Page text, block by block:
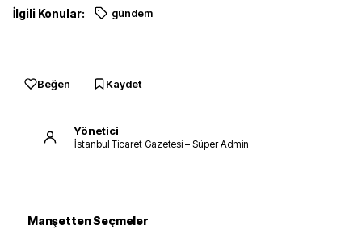
İlgili Konular: gündem
Beğen Kaydet
Yönetici
İstanbul Ticaret Gazetesi – Süper Admin
Manşetten Seçmeler